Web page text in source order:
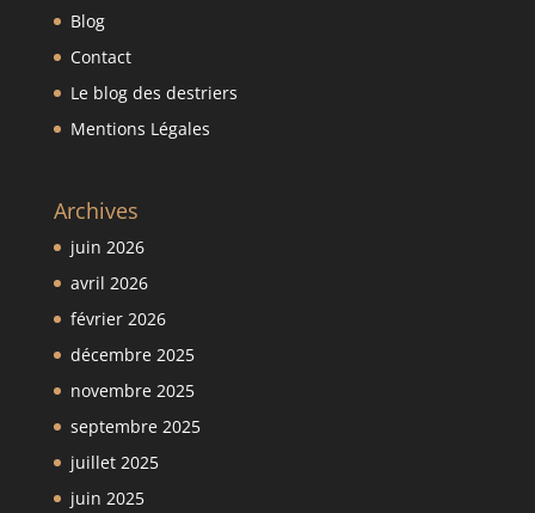
Blog
Contact
Le blog des destriers
Mentions Légales
Archives
juin 2026
avril 2026
février 2026
décembre 2025
novembre 2025
septembre 2025
juillet 2025
juin 2025